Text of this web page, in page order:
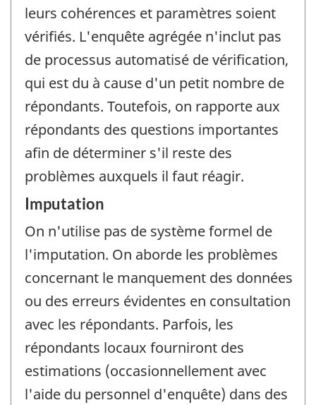
leurs cohérences et paramètres soient
vérifiés. L'enquête agrégée n'inclut pas
de processus automatisé de vérification,
qui est du à cause d'un petit nombre de
répondants. Toutefois, on rapporte aux
répondants des questions importantes
afin de déterminer s'il reste des
problèmes auxquels il faut réagir.
Imputation
On n'utilise pas de système formel de
l'imputation. On aborde les problèmes
concernant le manquement des données
ou des erreurs évidentes en consultation
avec les répondants. Parfois, les
répondants locaux fourniront des
estimations (occasionnellement avec
l'aide du personnel d'enquête) dans des